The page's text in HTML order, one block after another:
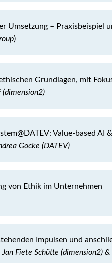
Umsetzung – Praxisbeispiel
)
Grundlagen, mit
(dimension2)
Value-based AI
Gocke (DATEV)
von Ethik im Unternehmen
Impulsen und
Fiete Schütte (dimension2)